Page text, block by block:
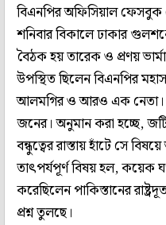
বিএনপির অফিসিয়াল
শনিবার বিকালে ঢাকার
বৈঠক হয় তারেক ও প্রণয়
উপস্থিত ছিলেন বিএনপির
আলমগির ও আরও এক নেতা।
জনের। অনুমান করা হচ্ছে,
বন্ধুত্বের রাস্তায় হাঁটে সে
তাৎপর্যপূর্ণ বিষয় হল, কয়েক
করেছিলেন পাকিস্তানের
প্রশ্ন তুলছে।